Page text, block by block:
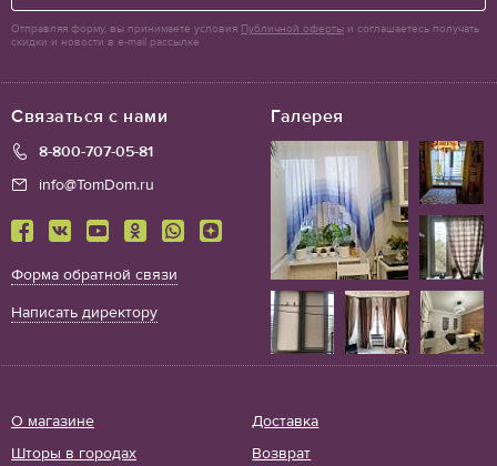
Галерея
Связаться с нами
8-800-707-05-81
info@TomDom.ru
Форма обратной связи
Написать директору
О магазине
Доставка
Шторы в городах
Возврат
Отправляя форму, вы принимаете условия Публичной оферты и соглашаетесь получать
скидки и новости в e-mail рассылке